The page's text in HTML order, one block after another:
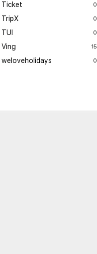
Ticket 0
TripX 0
TUI 0
Ving 15
weloveholidays 0